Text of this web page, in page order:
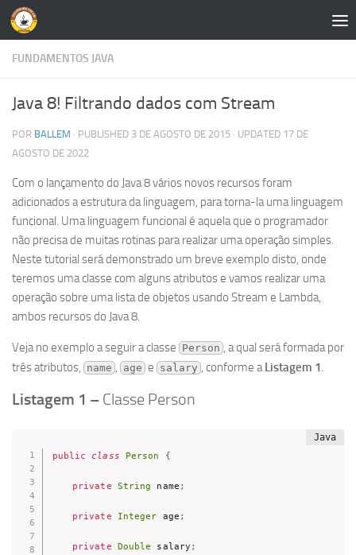
Skip to content
FUNDAMENTOS JAVA
Java 8! Filtrando dados com Stream
POR BALLEM · PUBLISHED 3 DE AGOSTO DE 2015 · UPDATED 17 DE
AGOSTO DE 2022
Com o lançamento do Java 8 vários novos recursos foram
adicionados a estrutura da linguagem, para torna-la uma linguagem
funcional. Uma linguagem funcional é aquela que o programador
não precisa de muitas rotinas para realizar uma operação simples.
Neste tutorial será demonstrado um breve exemplo disto, onde
teremos uma classe com alguns atributos e vamos realizar uma
operação sobre uma lista de objetos usando Stream e Lambda,
ambos recursos do Java 8.
Veja no exemplo a seguir a classe Person , a qual será formada por
três atributos, name , age e salary , conforme aListagem 1.
Listagem 1 – Classe Person
public class Person {
private String name ;
private Integer age ;
private Double salary ;